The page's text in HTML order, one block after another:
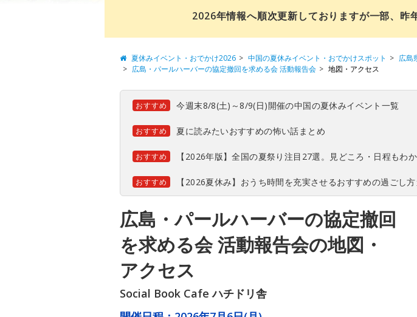
2026年情報へ順次更新しておりますが一部、昨
夏休みイベント・おでかけ2026 中国の夏休みイベント・おでかけスポット 広島
広島・パールハーバーの協定撤回を求める会 活動報告会
地図・アクセス
おすすめ 今週末8/8(土)～8/9(日)開催の中国の夏休みイベント一覧
おすすめ 夏に読みたいおすすめの怖い話まとめ
おすすめ 【2026年版】全国の夏祭り注目27選。見どころ・日程もわか
おすすめ 【2026夏休み】おうち時間を充実させるおすすめの過ごし方
広島・パールハーバーの協定撤回
を求める会 活動報告会の地図・
アクセス
Social Book Cafe ハチドリ舎